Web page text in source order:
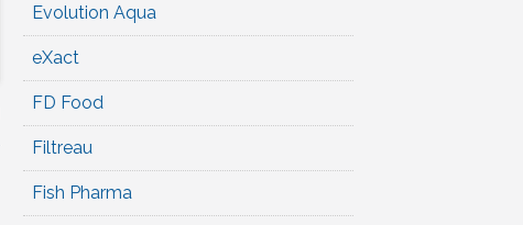
Evolution Aqua
eXact
FD Food
Filtreau
Fish Pharma